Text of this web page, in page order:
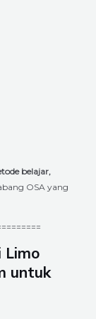
belajar,
OSA yang
Limo
untuk